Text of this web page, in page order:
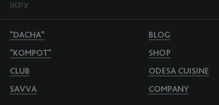
ІКРУ
"DACHA"
"KOMPOT"
CLUB
SAVVA
BLOG
SHOP
ODESA CUISINE
COMPANY